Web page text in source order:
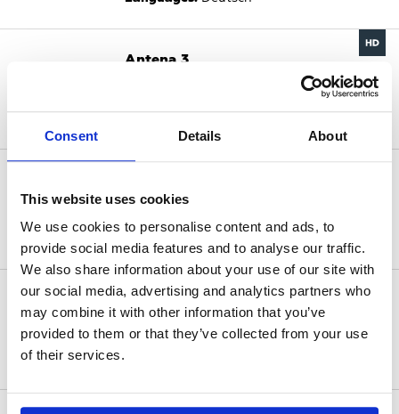
Consent Details About
This website uses cookies
We use cookies to personalise content and ads, to
provide social media features and to analyse our traffic.
We also share information about your use of our site with
our social media, advertising and analytics partners who
may combine it with other information that you’ve
provided to them or that they’ve collected from your use
of their services.
Antena 3
Spanien
Orbitalposition:
19.2°E
Antenne Bayern
Deutschland
Orbitalposition:19.2°E